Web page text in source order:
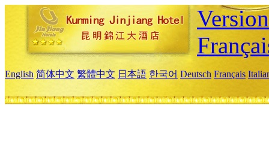
English 简体中文 繁體中文 日本語 한국어 Deutsch Français